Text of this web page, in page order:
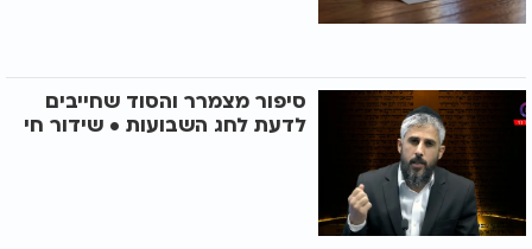
סיפור מצמרר והסוד שחייבים
לדעת לחג השבועות • שידור חי